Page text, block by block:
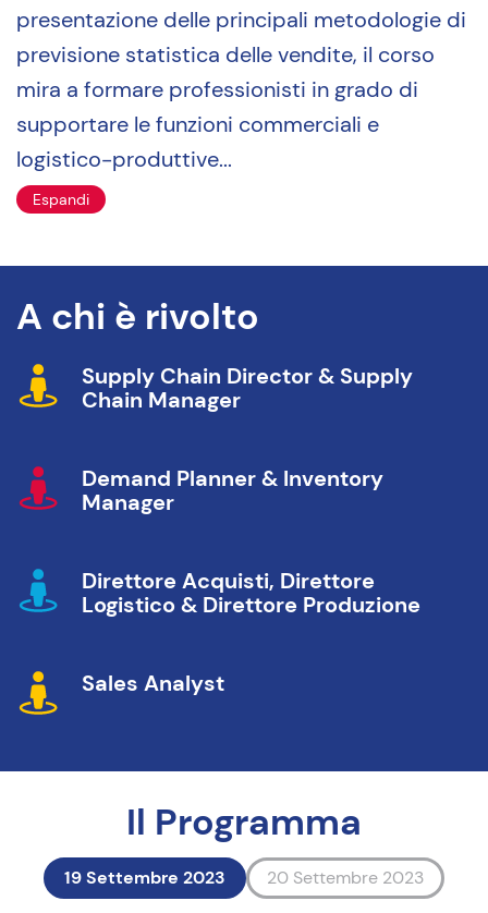
presentazione delle principali metodologie di
previsione statistica delle vendite, il corso
mira a formare professionisti in grado di
supportare le funzioni commerciali e
logistico-produttive...
Espandi
A chi è rivolto
Supply Chain Director & Supply
Chain Manager
Demand Planner & Inventory
Manager
Direttore Acquisti, Direttore
Logistico & Direttore Produzione
Sales Analyst
Il Programma
19 Settembre 2023 20 Settembre 2023